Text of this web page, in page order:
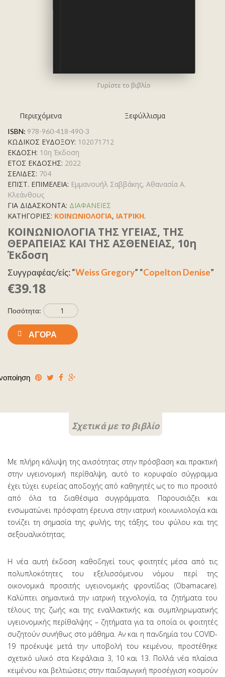
Γυρίστε το βιβλίο
Ξεφύλλισμα
Περιεχόμενα
ISBN: 978-960-418-490-3
ΚΩΔΙΚΟΣ ΕΥΔΟΞΟΥ: 102071712
ΕΚΔΟΣΗ: 10η Έκδοση
ΕΤΟΣ ΕΚΔΟΣΗΣ: 2022
ΣΕΛΙΔΕΣ: 704
ΕΠΙΣΤ. ΕΠΙΜΕΛΕΙΑ: Εμμανουήλ Σαββάκης, Αθανασία Α.
Κλεάνθους
ΓΙΑ ΔΙΔΑΣΚΟΝΤΑ: ΔΙΑΦΑΝΕΙΕΣ
ΚΑΤΗΓΟΡΊΕΣ: ΚΟΙΝΩΝΙΟΛΟΓΙΑ, ΙΑΤΡΙΚΗ.
ΚΟΙΝΩΝΙΟΛΟΓΙΑ ΤΗΣ ΥΓΕΙΑΣ, ΤΗΣ
ΘΕΡΑΠΕΙΑΣ ΚΑΙ ΤΗΣ ΑΣΘΕΝΕΙΑΣ, 10η
Έκδοση
Συγγραφέας/είς: “Weiss Gregory” “Copelton Denise”
€39.18
Ποσότητα:
ΑΓΟΡΆ
Σχετικά με το βιβλίο
Με πλήρη κάλυψη της ανισότητας στην πρόσβαση και πρακτική
στην υγειονομική περίθαλψη, αυτό το κορυφαίο σύγγραμμα
έχει τύχει ευρείας αποδοχής από καθηγητές ως το πιο προσιτό
από όλα τα διαθέσιμα συγγράμματα. Παρουσιάζει και
ενσωματώνει πρόσφατη έρευνα στην ιατρική κοινωνιολογία και
τονίζει τη σημασία της φυλής, της τάξης, του φύλου και της
σεξουαλικότητας.
Η νέα αυτή έκδοση καθοδηγεί τους φοιτητές μέσα από τις
πολυπλοκότητες του εξελισσόμενου νόμου περί της
οικονομικά προσιτής υγειονομικής φροντίδας (Obamacare).
Καλύπτει σημαντικά την ιατρική τεχνολογία, τα ζητήματα του
τέλους της ζωής και της εναλλακτικής και συμπληρωματικής
υγειονομικής περίθαλψης – ζητήματα για τα οποία οι φοιτητές
συζητούν συνήθως στο μάθημα. Αν και η πανδημία του COVID-
19 προέκυψε μετά την υποβολή του κειμένου, προστέθηκε
σχετικό υλικό στα Κεφάλαια 3, 10 και 13. Πολλά νέα πλαίσια
κειμένου και βελτιώσεις στην παιδαγωγική προσέγγιση κοσμούν